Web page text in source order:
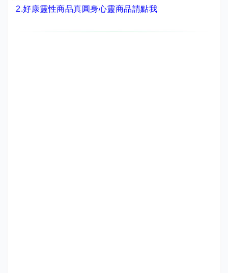
2.好康靈性商品真圓身心靈商品請點我